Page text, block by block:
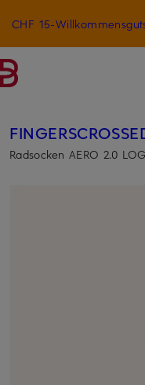
ZUM HAUPTINHALT
CHF 15-
Radsocken AERO 2.0